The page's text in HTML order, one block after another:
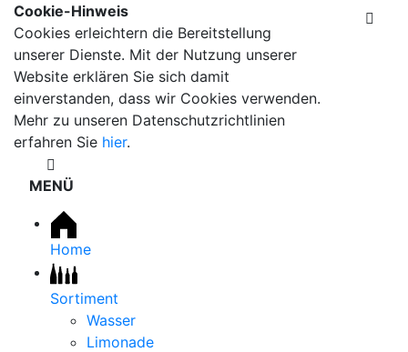
Cookie-Hinweis
Cookies erleichtern die Bereitstellung
unserer Dienste. Mit der Nutzung unserer
Website erklären Sie sich damit
einverstanden, dass wir Cookies verwenden.
Mehr zu unseren Datenschutzrichtlinien
erfahren Sie hier.
MENÜ
Home
Sortiment
Wasser
Limonade